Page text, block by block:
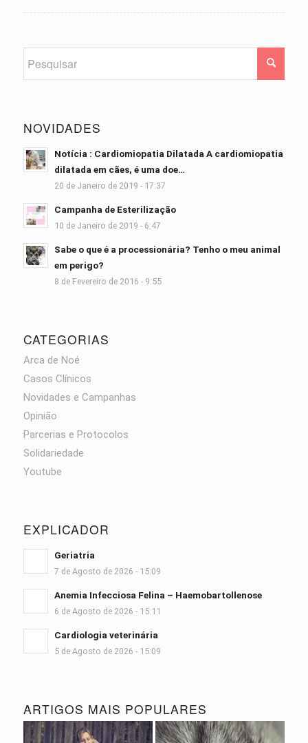
NOVIDADES
Notícia : Cardiomiopatia Dilatada A cardiomiopatia
dilatada em cães, é uma doe…
20 de Janeiro de 2019 - 17:37
Campanha de Esterilização
10 de Janeiro de 2019 - 6:47
Sabe o que é a processionária? Tenho o meu animal
em perigo?
8 de Fevereiro de 2016 - 9:55
CATEGORIAS
Arca de Noé
Casos Clínicos
Novidades e Campanhas
Opinião
Parcerias e Protocolos
Solidariedade
Youtube
EXPLICADOR
Geriatria
7 de Agosto de 2026 - 15:09
Anemia Infecciosa Felina – Haemobartollenose
6 de Agosto de 2026 - 15:11
Cardiologia veterinária
5 de Agosto de 2026 - 15:09
ARTIGOS MAIS POPULARES